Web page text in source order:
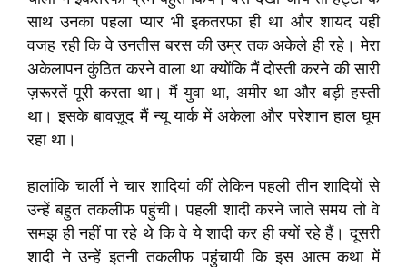
साथ उनका पहला प्यार भी इकतरफा ही था और शायद यही
वजह रही कि वे उनतीस बरस की उम्र तक अकेले ही रहे। मेरा
अकेलापन कुंठित करने वाला था क्योंकि मैं दोस्ती करने की सारी
ज़रूरतें पूरी करता था। मैं युवा था, अमीर था और बड़ी हस्ती
था। इसके बावज़ूद मैं न्यू यार्क में अकेला और परेशान हाल घूम
रहा था।
हालांकि चार्ली ने चार शादियां कीं लेकिन पहली तीन शादियों से
उन्हें बहुत तकलीफ पहुंची। पहली शादी करने जाते समय तो वे
समझ ही नहीं पा रहे थे कि वे ये शादी कर ही क्यों रहे हैं। दूसरी
शादी ने उन्हें इतनी तकलीफ पहुंचायी कि इस आत्म कथा में